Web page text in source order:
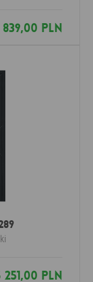
PLN
251,00 PLN